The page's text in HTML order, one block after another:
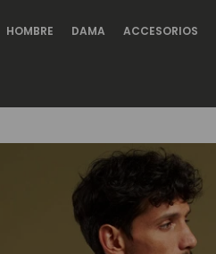
HOMBRE DAMA ACCESORIOS